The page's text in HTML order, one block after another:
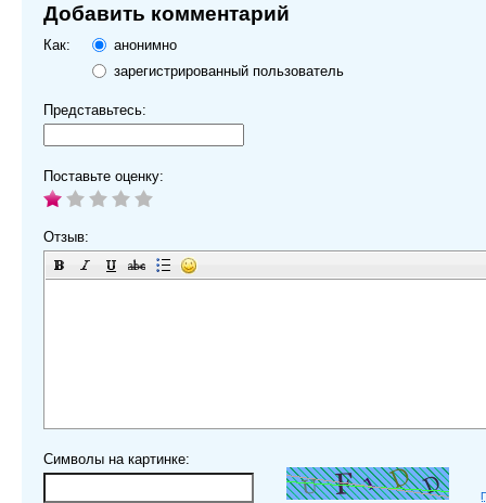
Добавить комментарий
Как:
анонимно
зарегистрированный пользователь
Представьтесь:
Поставьте оценку:
Отзыв:
Символы на картинке: